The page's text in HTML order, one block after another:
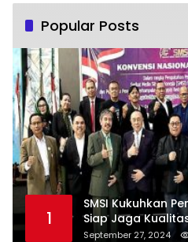
Popular Posts
1
SMSI Kukuhkan
Siap Jaga
Indonesia
September 27, 2024